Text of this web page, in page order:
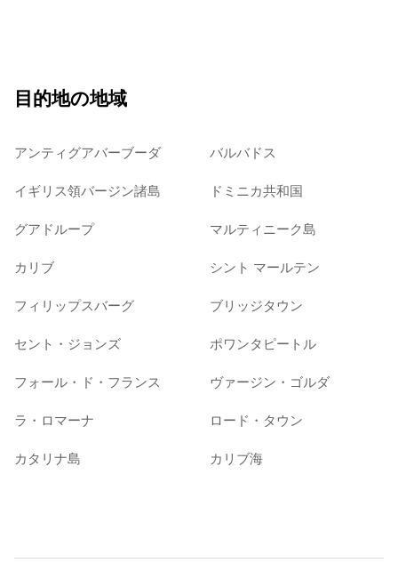
目的地の地域
アンティグアバーブーダ バルバドス
イギリス領バージン諸島 ドミニカ共和国
グアドループ マルティニーク島
カリブ シント マールテン
フィリップスバーグ ブリッジタウン
セント・ジョンズ ポワンタピートル
フォール・ド・フランス ヴァージン・ゴルダ
ラ・ロマーナ ロード・タウン
カタリナ島 カリブ海